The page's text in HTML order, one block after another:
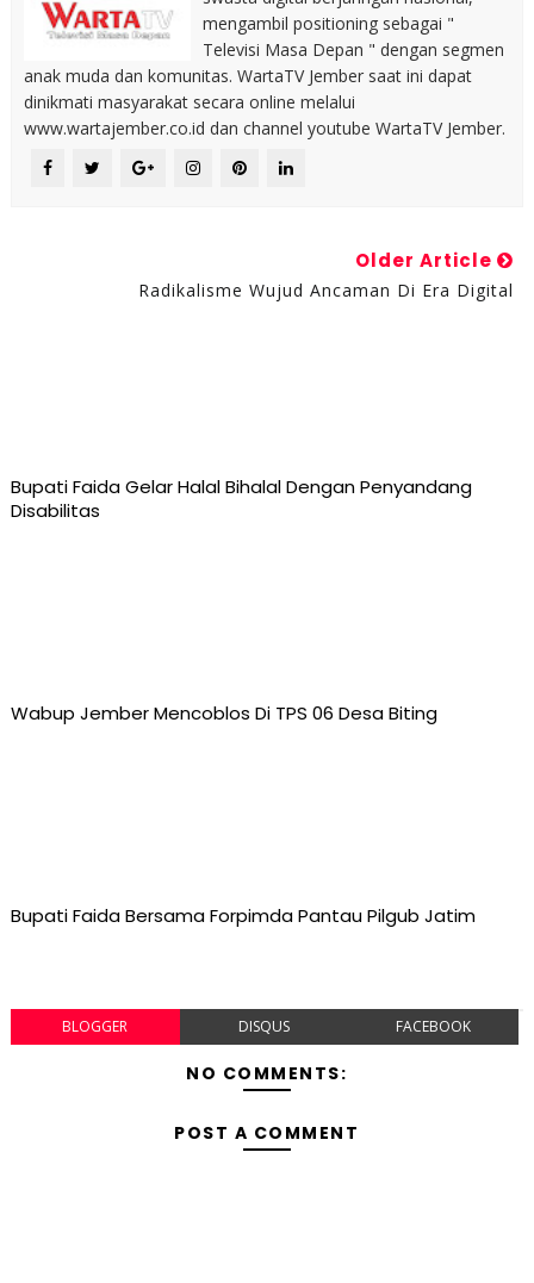
mengambil positioning sebagai "
Televisi Masa Depan " dengan segmen
anak muda dan komunitas. WartaTV Jember saat ini dapat
dinikmati masyarakat secara online melalui
www.wartajember.co.id dan channel youtube WartaTV Jember.
Older Article
Radikalisme Wujud Ancaman Di Era Digital
Bupati Faida Gelar Halal Bihalal Dengan Penyandang
Disabilitas
Wabup Jember Mencoblos Di TPS 06 Desa Biting
Bupati Faida Bersama Forpimda Pantau Pilgub Jatim
BLOGGER DISQUS FACEBOOK
NO COMMENTS:
POST A COMMENT